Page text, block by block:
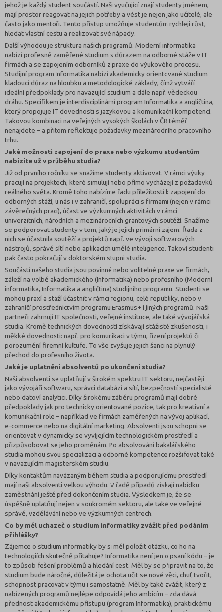
jehož je každý student součástí. Naši vyučující znají studenty jménem,
mají prostor reagovat na jejich potřeby a vést je nejen jako učitelé, ale
často jako mentoři. Tento přístup umožňuje studentům rychleji růst,
hledat vlastní cestu a realizovat své nápady.
Další výhodou je struktura našich programů. Moderní informatika
nabízí profesně zaměřené studium s důrazem na odborné stáže v IT
firmách a se zapojením odborníků z praxe do výukového procesu.
Studijní program Informatika nabízí akademicky orientované studium
kladoucí důraz na hloubku a metodologické základy, čímž vytváří
ideální předpoklady pro navazující studium a dále např. vědeckou
dráhu. Specifikem je interdisciplinární program Informatika a angličtina,
který propojuje IT dovednosti s jazykovou a komunikační kompetencí.
Takovou kombinaci na veřejných vysokých školách v ČR téměř
nenajdete – a přitom reflektuje požadavky mezinárodního pracovního
trhu.
Jaké možnosti zapojení do praxe nebo výzkumu studentům
nabízíte už v průběhu studia?
Již od prvního ročníku se snažíme studenty aktivovat. V rámci výuky
pracují na projektech, které simulují nebo přímo vycházejí z požadavků
reálného světa. Kromě toho nabízíme řadu příležitostí k zapojení do
odborných stáží, u nás i v zahraničí, spolupráci s firmami (nejen v rámci
závěrečných prací), účast ve výzkumných aktivitách v rámci
univerzitních, národních a mezinárodních grantových soutěží. Snažíme
se podporovat studenty v tom, jaký je jejich primární zájem. Řada z
nich se účastnila soutěží a projektů např. ve vývoji softwarových
nástrojů, správě sítí nebo aplikacích umělé inteligence. Takoví studenti
pak často pokračují v doktorském stupni studia.
Součástí našeho studia jsou povinné nebo volitelné praxe ve firmách,
záleží na volbě akademického (Informatika) nebo profesního (Moderní
informatika, Informatika a angličtina) studijního programu. Studenti se
mohou praxí a stáží účastnit v rámci regionu, celé republiky, nebo v
zahraničí prostřednictvím programu Erasmus+ i jiných programů. Naši
partneři zahrnují IT společnosti, veřejné instituce, ale také vývojářská
studia. Kromě technických dovedností získávají stážisté zkušenosti, i
měkké dovednosti: např. pro komunikaci v týmu, řízení projektů či
porozumění firemní kultuře. To vše zvyšuje jejich šanci na plynulý
přechod do profesního života.
Jaké je uplatnění absolventů po ukončení studia?
Naši absolventi se uplatňují v širokém spektru IT sektoru, nejčastěji
jako vývojáři softwaru, správci databází a sítí, bezpečností specialisté
nebo datoví analytici. Díky širokému záběru programů mají dobré
předpoklady jak pro technicky orientované pozice, tak pro kreativní a
komunikační role – například ve firmách zaměřených na vývoj aplikací,
e-commerce nebo na digitální marketing. Absolventi jsou schopni se
orientovat v dynamicky se vyvíjejícím technologickém prostředí a
přizpůsobovat se jeho proměnám. Po absolvování bakalářského
studia mohou svou specializaci a odborné kompetence rozšiřovat také
v navazujícím magisterském studiu.
Díky kontaktům navázaným během studia a podporujícímu prostředí
mají naši absolventi velkou výhodu. V řadě případů získají nabídku
zaměstnání ještě před dokončením studia. Výsledkem je, že se
úspěšně uplatňují nejen v soukromém sektoru, ale také ve veřejné
správě, vzdělávání nebo ve výzkumných centrech.
Co by měl uchazeč o studium informatiky zvážit před podáním
přihlášky?
Zájemce o studium informatiky by si měl položit otázku, co ho na
technologiích skutečně přitahuje? Informatika není jen o psaní kódu – je
to způsob řešení problémů a hledání cest. Měl by se připravit na to, že
studium bude náročné, důležitá je ochota učit se nové věci, chuť tvořit,
schopnost pracovat v týmu i samostatně. Měl by také zvážit, který z
nabízených programů nejlépe odpovídá jeho ambicím – zda dává
přednost akademickému přístupu (program Informatika), praktickému